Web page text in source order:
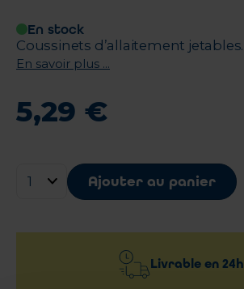
En stock
Coussinets d’allaitement jetables.
En savoir plus ...
5,29 €
Ajouter au panier
Livrable en 24h